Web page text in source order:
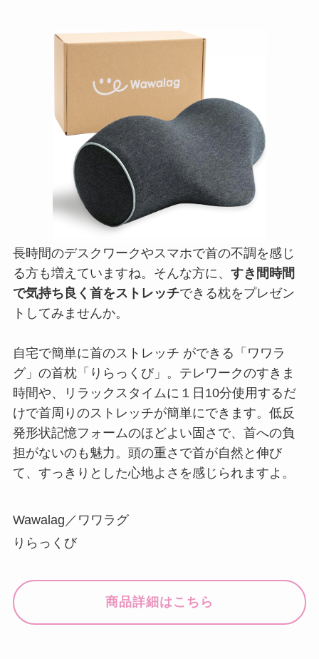
長時間のデスクワークやスマホで首の不調を感じ
る方も増えていますね。そんな方に、 すき間時間
で気持ち良く首をストレッチできる枕をプレゼン
トしてみませんか。
自宅で簡単に首のストレッチ ができる「ワワラ
グ」の首枕「りらっくび」。テレワークのすきま
時間や、リラックスタイムに１日10分使用するだ
けで首周りのストレッチが簡単にできます。低反
発形状記憶フォームのほどよい固さで、首への負
担がないのも魅力。頭の重さで首が自然と伸び
て、すっきりとした心地よさを感じられますよ。
Wawalag／ワワラグ
りらっくび
商品詳細はこちら